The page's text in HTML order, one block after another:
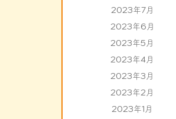
2023年7月
2023年6月
2023年5月
2023年4月
2023年3月
2023年2月
2023年1月